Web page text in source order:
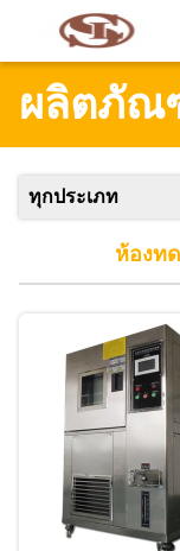
ผลิตภัณ
ทุกประเภท
ห้องท